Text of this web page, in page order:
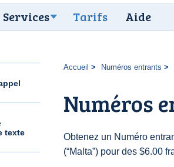
Services Tarifs Aide
texte
Accueil Numéros entrants
Numéros
Obtenez un Numéro
(“Malta”) pour des $6.00